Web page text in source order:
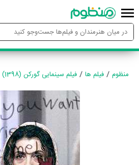
منظوم فیلم ها فیلم سینمایی گورکن (1398)